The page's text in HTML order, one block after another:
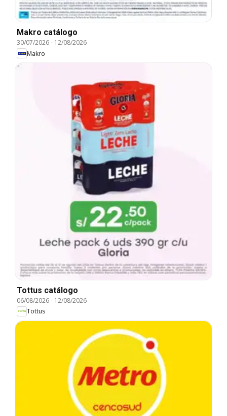
Makro catálogo
30/07/2026- 12/08/2026
Makro
Tottus catálogo
06/08/2026- 12/08/2026
Tottus